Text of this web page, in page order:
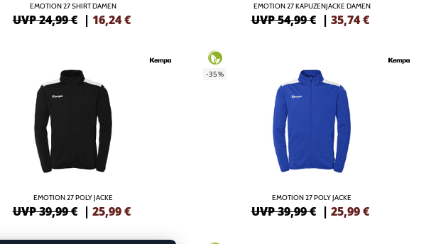
EMOTION 27 SHIRT DAMEN
UVP 24,99 € | 16,24 €
EMOTION 27 KAPUZENJACKE DAMEN
UVP 54,99 € | 35,74 €
EMOTION 27 POLY JACKE
UVP 39,99 € | 25,99 €
-35%
EMOTION 27 POLY JACKE
UVP 39,99 € | 25,99 €